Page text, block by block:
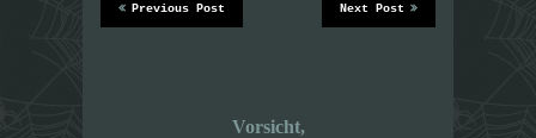
Next Post
Previous Post
Vorsicht,